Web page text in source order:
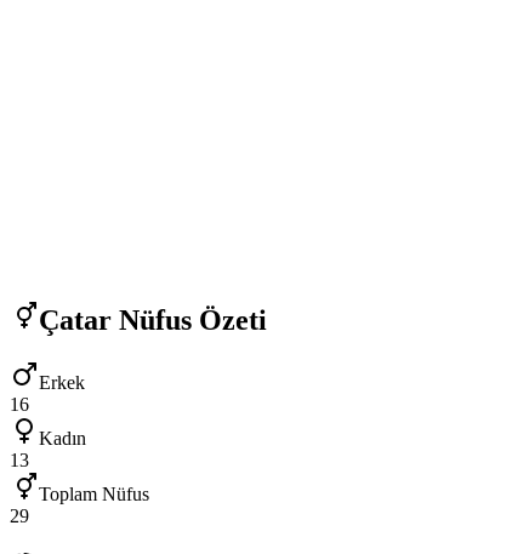
Çatar Nüfus Özeti
Erkek
16
Kadın
13
Toplam Nüfus
29